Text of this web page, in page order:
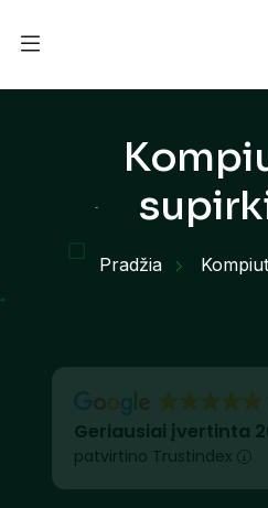
Pradžia
Geriausiai įvertinta
patvirtino Trustindex